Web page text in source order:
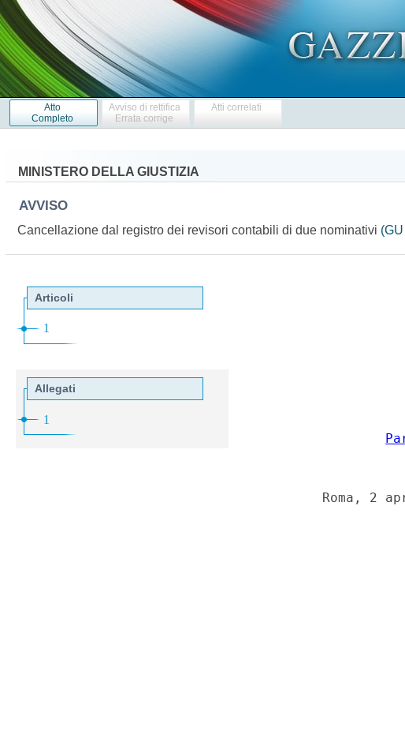
Atto
Completo
Avviso di rettifica
Errata corrige
Atti correlati
MINISTERO DELLA GIUSTIZIA
AVVISO
Cancellazione dal registro dei revisori contabili di due nominativi